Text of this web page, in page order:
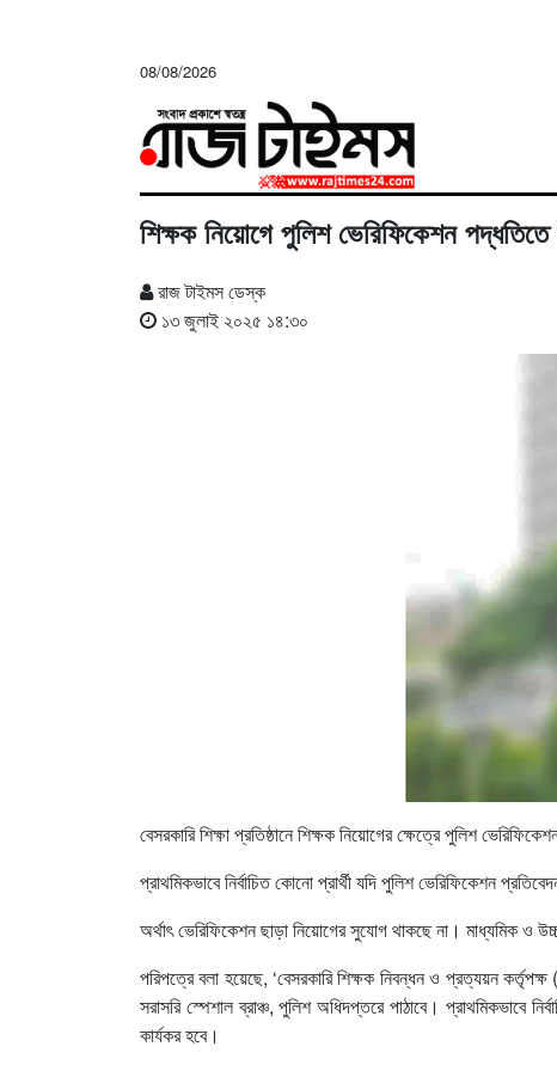
08/08/2026
শিক্ষক নিয়োগে পুলিশ ভেরিফিকেশন
রাজ টাইমস ডেস্ক
১৩ জুলাই ২০২৫ ১৪:৩০
বেসরকারি শিক্ষা প্রতিষ্ঠানে শিক্ষক নিয়োগের ক্ষেত্রে পুলিশ
প্রাথমিকভাবে নির্বাচিত কোনো প্রার্থী যদি পুলিশ ভেরিফিকেশন
অর্থাৎ ভেরিফিকেশন ছাড়া নিয়োগের সুযোগ থাকছে না। মাধ্যমিক ও উচ্চ
পরিপত্রে বলা হয়েছে, ‘বেসরকারি শিক্ষক নিবন্ধন ও প্রত্যয়ন
সরাসরি স্পেশাল ব্রাঞ্চ, পুলিশ অধিদপ্তরে পাঠাবে। প্রাথমিকভাবে
কার্যকর হবে।